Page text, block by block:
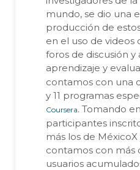
mundo, se dio una
producción de
en el uso de videos
foros de discusión y
aprendizaje y
contamos con una
y 11 programas
Coursera. Tomando
participantes
más los de MéxicoX
contamos con más
usuarios